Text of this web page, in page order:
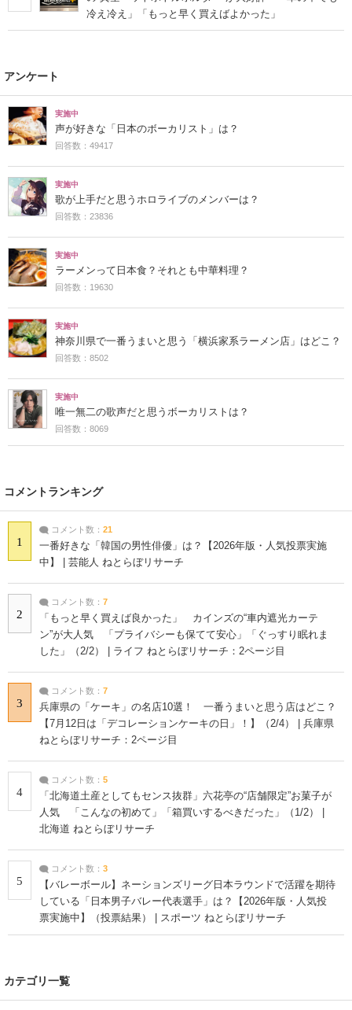
冷え冷え」「もっと早く買えばよかった」
アンケート
実施中
声が好きな「日本のボーカリスト」は？
回答数：49417
実施中
歌が上手だと思うホロライブのメンバーは？
回答数：23836
実施中
ラーメンって日本食？それとも中華料理？
回答数：19630
実施中
神奈川県で一番うまいと思う「横浜家系ラーメン店」はどこ？
回答数：8502
実施中
唯一無二の歌声だと思うボーカリストは？
回答数：8069
コメントランキング
1
コメント数： 21
一番好きな「韓国の男性俳優」は？【2026年版・人気投票実施
中】 | 芸能人 ねとらぼリサーチ
2
コメント数： 7
「もっと早く買えば良かった」 カインズの“車内遮光カーテ
ン”が大人気 「プライバシーも保てて安心」「ぐっすり眠れま
した」（2/2） | ライフ ねとらぼリサーチ：2ページ目
3
コメント数： 7
兵庫県の「ケーキ」の名店10選！ 一番うまいと思う店はどこ？
【7月12日は「デコレーションケーキの日」！】（2/4） | 兵庫県
ねとらぼリサーチ：2ページ目
4
コメント数： 5
「北海道土産としてもセンス抜群」六花亭の“店舗限定”お菓子が
人気 「こんなの初めて」「箱買いするべきだった」（1/2） |
北海道 ねとらぼリサーチ
5
コメント数： 3
【バレーボール】ネーションズリーグ日本ラウンドで活躍を期待
している「日本男子バレー代表選手」は？【2026年版・人気投
票実施中】（投票結果） | スポーツ ねとらぼリサーチ
カテゴリ一覧